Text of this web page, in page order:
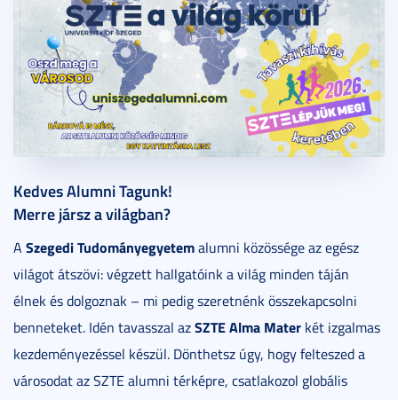
Kedves Alumni Tagunk!
Merre jársz a világban?
A Szegedi Tudományegyetemalumni közössége az egész
világot átszövi: végzett hallgatóink a világ minden táján
élnek és dolgoznak – mi pedig szeretnénk összekapcsolni
benneteket. Idén tavasszal azSZTE Alma Mater két izgalmas
kezdeményezéssel készül. Dönthetsz úgy, hogy felteszed a
városodat az SZTE alumni térképre, csatlakozol globális